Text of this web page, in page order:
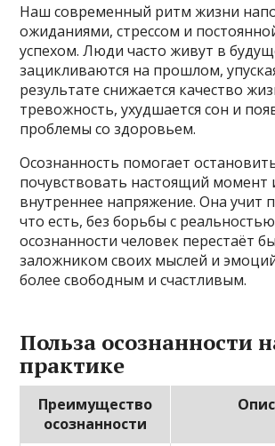
Наш современный ритм жизни
ожиданиями, стрессом и
успехом. Люди часто живут в
зацикливаются на прошлом,
результате снижается качество
тревожность, ухудшается сон и
проблемы со здоровьем.
Осознанность помогает
почувствовать настоящий момент
внутреннее напряжение. Она учит
что есть, без борьбы с
осознанности человек перестаёт
заложником своих мыслей и
более свободным и счастливым.
Польза осознанности
практике
Преимущество
осознанности